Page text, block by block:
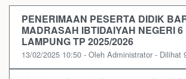
PENERIMAAN PESERTA DIDIK
MADRASAH IBTIDAIYAH NEGERI
LAMPUNG TP 2025/2026
13/02/2025 10:50 - Oleh Administrator - Dilihat